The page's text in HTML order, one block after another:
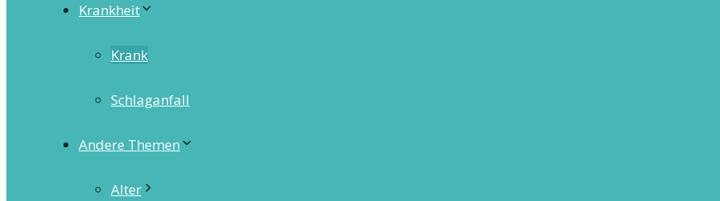
Krankheit
Krank
Schlaganfall
Andere Themen
Alter